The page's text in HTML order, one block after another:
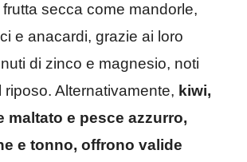
secca come mandorle,
e anacardi, grazie ai loro
di zinco e magnesio, noti
riposo. Alternativamente, kiwi,
maltato e pesce azzurro,
e tonno, offrono valide